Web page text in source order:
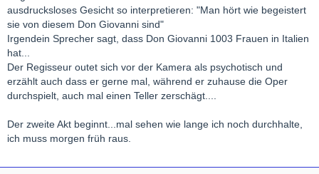
ausdrucksloses Gesicht so interpretieren: "Man hört wie begeistert
sie von diesem Don Giovanni sind"
Irgendein Sprecher sagt, dass Don Giovanni 1003 Frauen in Italien
hat...
Der Regisseur outet sich vor der Kamera als psychotisch und
erzählt auch dass er gerne mal, während er zuhause die Oper
durchspielt, auch mal einen Teller zerschägt....
Der zweite Akt beginnt...mal sehen wie lange ich noch durchhalte,
ich muss morgen früh raus.